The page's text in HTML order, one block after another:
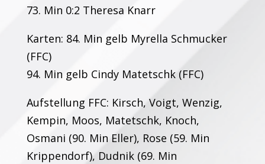
73. Min 0:2 Theresa Knarr
Karten: 84. Min gelb Myrella Schmucker
(FFC)
94. Min gelb Cindy Matetschk (FFC)
Aufstellung FFC: Kirsch, Voigt, Wenzig,
Kempin, Moos, Matetschk, Knoch,
Osmani (90. Min Eller), Rose (59. Min
Krippendorf), Dudnik (69. Min